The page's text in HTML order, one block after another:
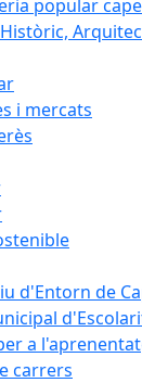
popular
i mercats
d'Entorn de
a
carrers